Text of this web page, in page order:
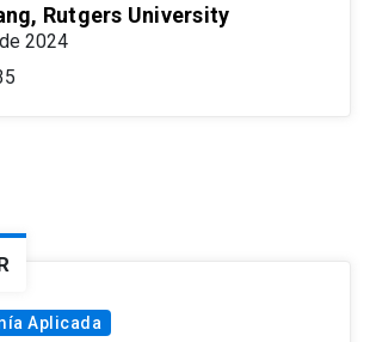
Rutgers University
2024
Aplicada